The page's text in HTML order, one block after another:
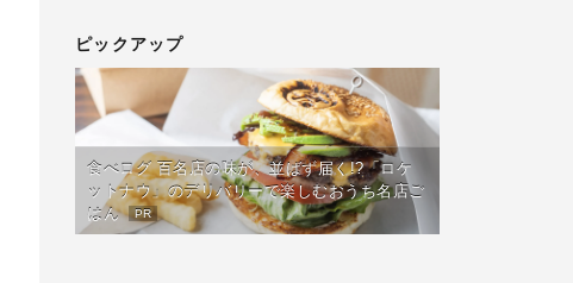
ピックアップ
食べログ 百名店の味が、並ばず届く!?「ロケ
ットナウ」のデリバリーで楽しむおうち名店ご
はん
PR